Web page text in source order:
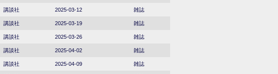
講談社 2025-03-12 雑誌
講談社 2025-03-19 雑誌
講談社 2025-03-26 雑誌
講談社 2025-04-02 雑誌
講談社 2025-04-09 雑誌